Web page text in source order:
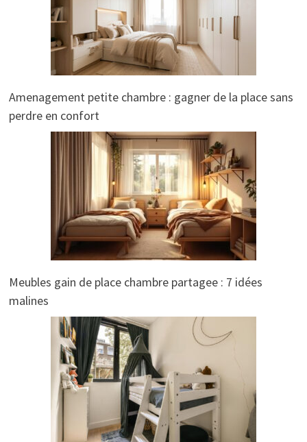
Amenagement petite chambre : gagner de la place sans
perdre en confort
Meubles gain de place chambre partagee : 7 idées
malines